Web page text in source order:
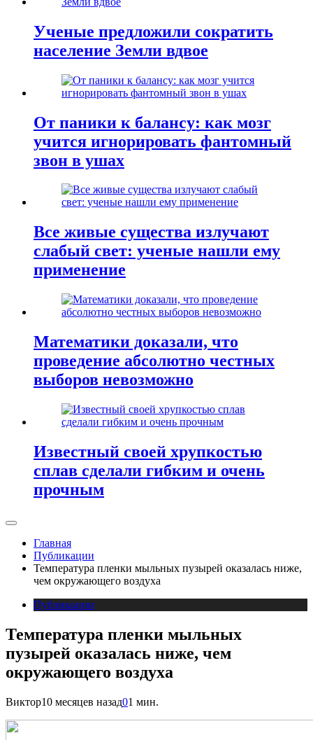
Ученые предложили сократить
население Земли вдвое
От паники к балансу: как мозг
учится игнорировать фантомный
звон в ушах
Все живые существа излучают
слабый свет: ученые нашли ему
применение
Математики доказали, что
проведение абсолютно честных
выборов невозможно
Известный своей хрупкостью
сплав сделали гибким и очень
прочным
Главная
Публикации
Температура пленки мыльных пузырей оказалась ниже,
чем окружающего воздуха
Публикации
Температура пленки мыльных
пузырей оказалась ниже, чем
окружающего воздуха
Виктор10 месяцев назад01 мин.